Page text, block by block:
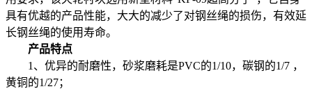
具有优越的产品性能，大大的减少了对钢丝绳的损伤，有效延
长钢丝绳的使用寿命。
产品特点
1、优异的耐磨性，砂浆磨耗是PVC的1/10，碳钢的1/7 ，
黄铜的1/27；